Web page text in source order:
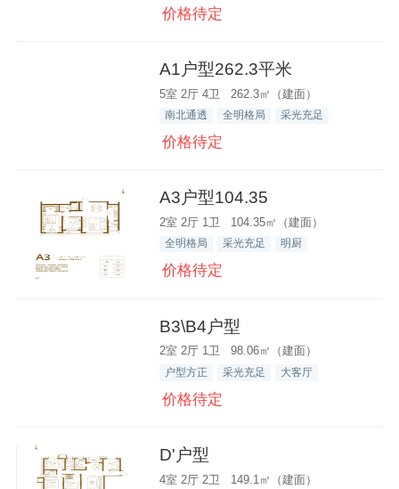
价格待定
A1户型262.3平米
5室 2厅 4卫 262.3㎡（建面）
南北通透 全明格局 采光充足
价格待定
A3户型104.35
2室 2厅 1卫 104.35㎡（建面）
全明格局 采光充足 明厨
价格待定
B3\B4户型
2室 2厅 1卫 98.06㎡（建面）
户型方正 采光充足 大客厅
价格待定
D'户型
4室 2厅 2卫 149.1㎡（建面）